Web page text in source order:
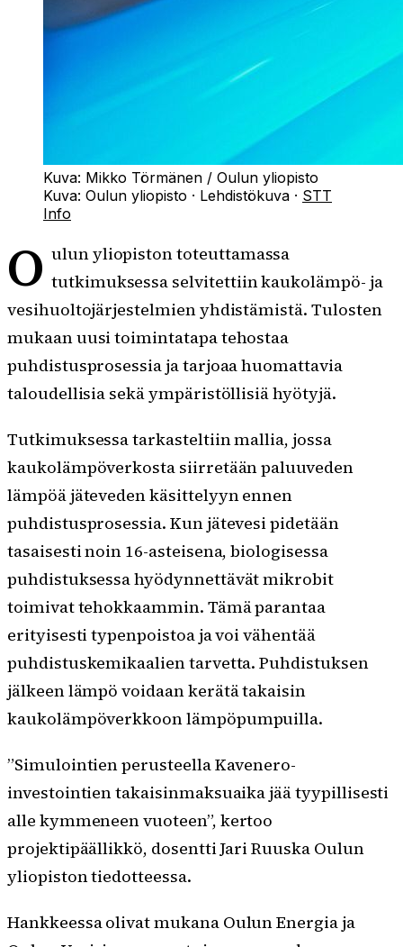
Kuva: Mikko Törmänen / Oulun yliopisto
Kuva: Oulun yliopisto · Lehdistökuva · STT
Info
O ulun yliopiston toteuttamassa
tutkimuksessa selvitettiin kaukolämpö- ja
vesihuoltojärjestelmien yhdistämistä. Tulosten
mukaan uusi toimintatapa tehostaa
puhdistusprosessia ja tarjoaa huomattavia
taloudellisia sekä ympäristöllisiä hyötyjä.
Tutkimuksessa tarkasteltiin mallia, jossa
kaukolämpöverkosta siirretään paluuveden
lämpöä jäteveden käsittelyyn ennen
puhdistusprosessia. Kun jätevesi pidetään
tasaisesti noin 16-asteisena, biologisessa
puhdistuksessa hyödynnettävät mikrobit
toimivat tehokkaammin. Tämä parantaa
erityisesti typenpoistoa ja voi vähentää
puhdistuskemikaalien tarvetta. Puhdistuksen
jälkeen lämpö voidaan kerätä takaisin
kaukolämpöverkkoon lämpöpumpuilla.
”Simulointien perusteella Kavenero-
investointien takaisinmaksuaika jää tyypillisesti
alle kymmeneen vuoteen”, kertoo
projektipäällikkö, dosentti Jari Ruuska Oulun
yliopiston tiedotteessa.
Hankkeessa olivat mukana Oulun Energia ja